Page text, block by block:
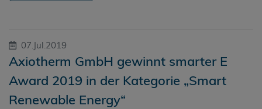
07.Jul.2019
Axiotherm GmbH gewinnt smarter E
Award 2019 in der Kategorie „Smart
Renewable Energy“